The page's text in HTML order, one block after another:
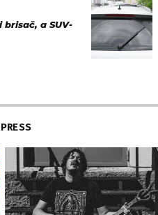
a SUV-